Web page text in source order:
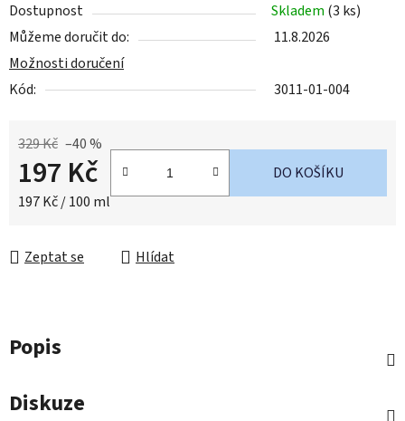
Dostupnost Skladem (3 ks)
Můžeme doručit do:
11.8.2026
Možnosti doručení
Kód:
3011-01-004
329 Kč –40 %
197 Kč
Měrná cena:
197 Kč / 100 ml
DO KOŠÍKU
Zeptat se Hlídat
Popis
Diskuze